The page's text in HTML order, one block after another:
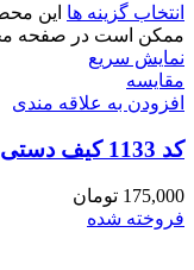
انتخاب گزینه ها این
ممکن است در صفحه
نمایش سریع
مقايسه
افزودن به علاقه مندی
کد 1133 کیف دستی دوشی زنانه شنل جلو بافت
175,000 تومان
فروخته شده